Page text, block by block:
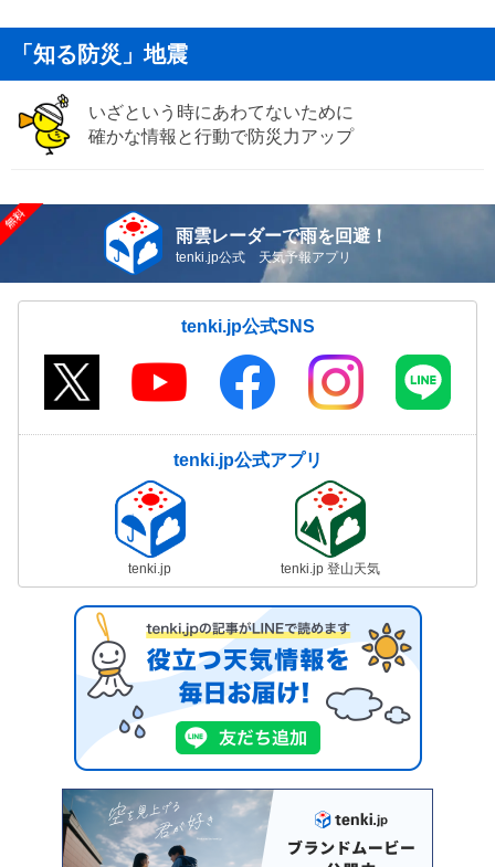
「知る防災」地震
いざという時にあわてないために
確かな情報と行動で防災力アップ
雨雲レーダーで雨を回避！
tenki.jp公式 天気予報アプリ
tenki.jp公式SNS
tenki.jp公式アプリ
tenki.jp tenki.jp 登山天気